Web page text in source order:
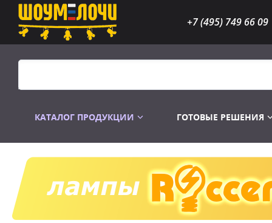
+7 (495) 749 66 09
КАТАЛОГ ПРОДУКЦИИ
Распродажа Лампы
ГОТОВЫЕ РЕШЕНИЯ